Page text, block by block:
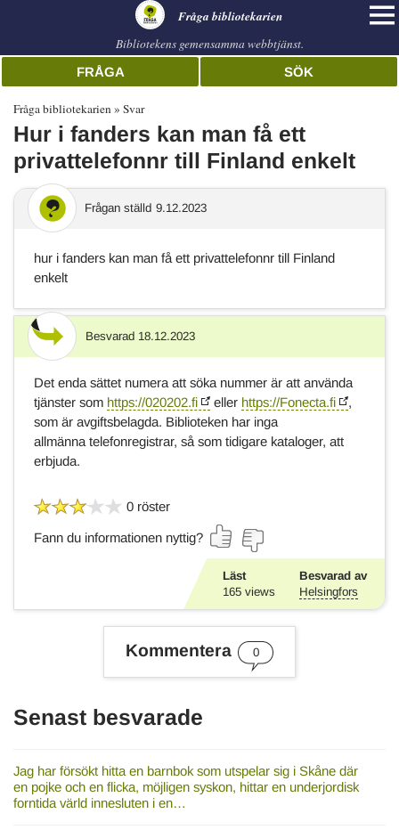
Fråga bibliotekarien
Bibliotekens gemensamma webbtjänst.
FRÅGA SÖK
Fråga bibliotekarien Svar
Hur i fanders kan man få ett
privattelefonnr till Finland enkelt
Frågan ställd 9.12.2023
hur i fanders kan man få ett privattelefonnr till Finland
enkelt
Svar Besvarad 18.12.2023
Det enda sättet numera att söka nummer är att använda
tjänster som https://020202.fi eller https://Fonecta.fi
,
som är avgiftsbelagda. Biblioteken har inga
allmänna telefonregistrar, så som tidigare kataloger, att
erbjuda.
0 röster
Fann du informationen nyttig?
Läst
165 views
Besvarad av
Helsingfors
Kommentera 0
Senast besvarade
Jag har försökt hitta en barnbok som utspelar sig i Skåne där
en pojke och en flicka, möjligen syskon, hittar en underjordisk
forntida värld innesluten i en…